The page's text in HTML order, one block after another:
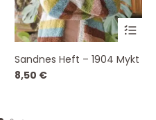
Sandnes Heft – 1904 Mykt
8,50 €